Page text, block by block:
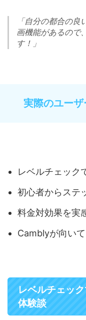
「自分の都合の
画機能があるので
す！」
実際のユー
レベルチェック
初心者からステ
料金対効果を実
Camblyが向い
レベルチェッ
体験談